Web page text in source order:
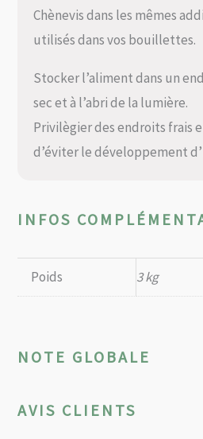
Chènevis dans les mêmes
utilisés dans vos bouillettes.
Stocker l’aliment dans un
sec et à l’abri de la lumière.
Privilègier des endroits frais
d’éviter le développement
INFOS
Poids 3 kg
NOTE GLOBALE
AVIS CLIENTS